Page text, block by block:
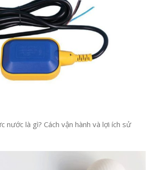
nước là gì? Cách vận hành và lợi ích sử